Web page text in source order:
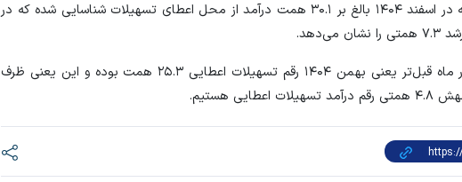
داشته؛ بدین صورت که در اسفند ۱۴۰۴ بالغ بر ۳۰.۱ همت درآمد از محل اعطای تسهیلات شناسایی شده که در
شایان ذکر است که در ماه قبل‌تر یعنی بهمن ۱۴۰۴ رقم تسهیلات اعطایی ۲۵.۳ همت بوده و این یعنی ظرف
هستیم.